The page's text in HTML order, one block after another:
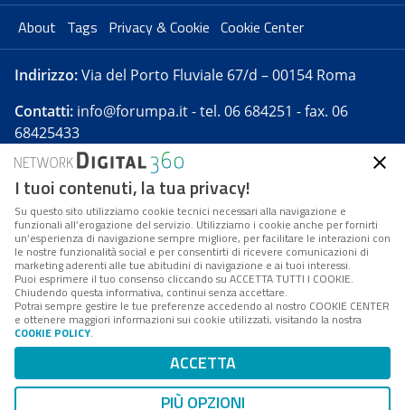
About Tags Privacy & Cookie Cookie Center
Indirizzo:Via del Porto Fluviale 67/d – 00154 Roma
Contatti: info@forumpa.it- tel. 06 684251 - fax. 06
68425433
Forumpa.itè una pubblicazione telematica iscritta
presso Registro della stampa del Tribunale di Roma -
Reg. n. 182 del 2 maggio 2008 - Direttore resp. Michela
Stentella
FPA s.r.l. è società soggetta a Direzione e
Coordinamento da parte di Digital360 S.p.A. - FPA s.r.l.
è un'azienda certificata per il sistema di management
Codice Fiscale/Partita IVA n. 10693191008 - R.E.A. Roma
n. 1249791. ISP AWS
Mappa del sito
I tuoi contenuti, la tua privacy!
Su questo sito utilizziamo cookie tecnici necessari alla navigazione e
funzionali all’erogazione del servizio. Utilizziamo i cookie anche per fornirti
un’esperienza di navigazione sempre migliore, per facilitare le interazioni con
le nostre funzionalità social e per consentirti di ricevere comunicazioni di
marketing aderenti alle tue abitudini di navigazione e ai tuoi interessi.
Puoi esprimere il tuo consenso cliccando su ACCETTA TUTTI I COOKIE.
Chiudendo questa informativa, continui senza accettare.
Potrai sempre gestire le tue preferenze accedendo al nostro COOKIE CENTER
e ottenere maggiori informazioni sui cookie utilizzati, visitando la nostra
COOKIE POLICY.
ACCETTA
PIÙ OPZIONI